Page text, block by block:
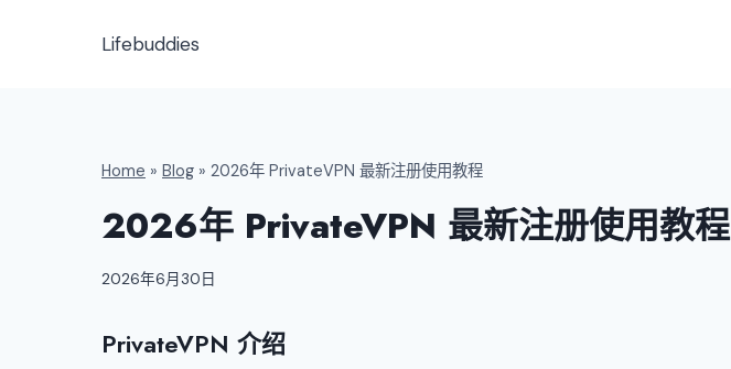
Lifebuddies
Home » Blog » 2026年 PrivateVPN 最新注册使用教程
2026年 PrivateVPN 最新注册使用教程
2026年6月30日
PrivateVPN 介绍